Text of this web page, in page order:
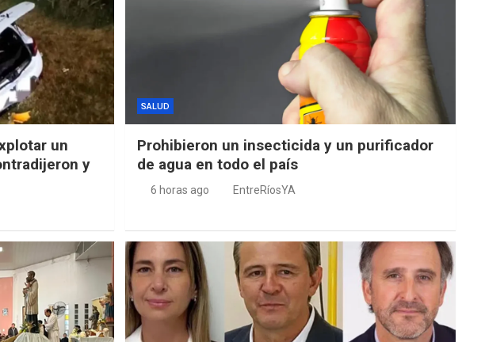
un
y
SALUD
Prohibieron un insecticida y un purificador
de agua en todo el país
6 horas ago EntreRíosYA